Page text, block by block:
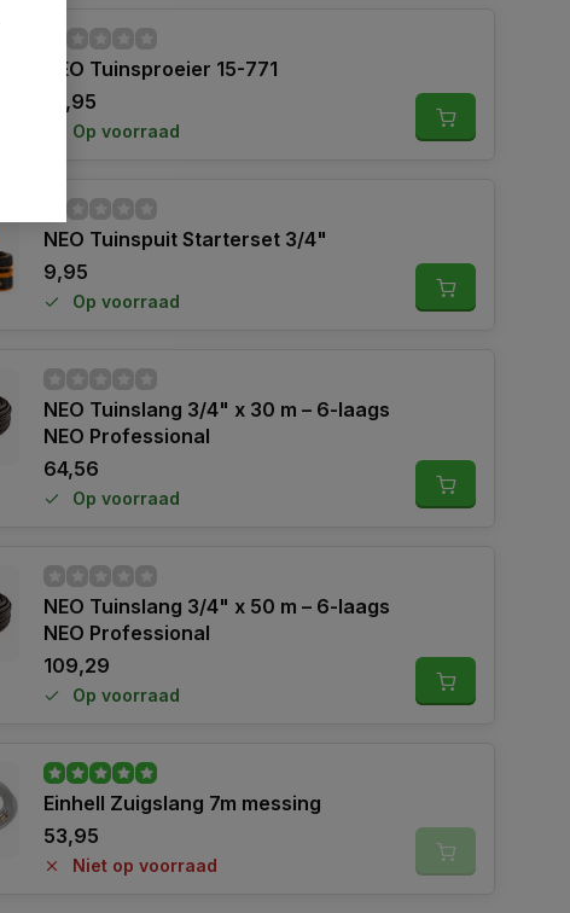
NEO Tuinsproeier 15-771
18,95
Op voorraad
NEO Tuinspuit Starterset 3/4"
9,95
Op voorraad
NEO Tuinslang 3/4" x 30 m – 6-laags
NEO Professional
64,56
Op voorraad
NEO Tuinslang 3/4" x 50 m – 6-laags
NEO Professional
109,29
Op voorraad
Einhell Zuigslang 7m messing
53,95
Niet op voorraad